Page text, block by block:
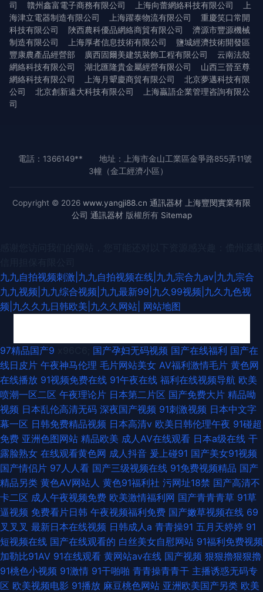
司
贛州鑫富電子商務有限公司 上海向蕾網絡科技有限公司
上
海津立電器制造有限公司
上海躍泰物流有限公司
重慶笑口常開
科技有限公司
陜西農科優品網絡商貿有限公司
濟源市豐源機械
制造有限公司
上海厚者信息技術有限公司
鹽城經濟技術開發區
豐康農產品經營部
廣西固爾美建筑裝飾工程有限公司
云南法殼
網絡科技有限公司
湖北匯隆貴金屬經營有限公司
山西三晉至尊
網絡科技有限公司
上海月顰慶商貿有限公司
北京夢邁科技有限
公司
北京創新遠大科技有限公司
上海贏語企業管理咨詢有限公
司
電話：1366149**
地址：上海市金山工業區金爭路855弄11號
3幢（金工經濟小區）
Copyright © 2026 www.yangji88.cn 通訊器材
上海豐閔實業有限
公司 通訊器材版權所有 Sitemap
九九自拍视频刺激|九九自拍视频在线|九九宗合九av|九九宗合
九九视频|九九综合视频|九九最新99|九久99视频|九久九色视
频|九久久九日韩欧美|九久久网站| 网站地图
狼友激情网 大香蕉伊人成人网 香蕉网站污 超碰91第一页 日韩淫乱视频 久久
豆花视频18 欧美海外a 日本污网站 久久福利视频导航 三级香蕉视频 人人妻
人人插 日韩足交视频91 久久伊人国产精品 最新国产113页 欧美色中色5 91
网站直接看 成人在线观看网址 天美传媒麻豆MD 91公司制作传媒 传媒在线
观看 国产福利导航精 黄色三级片网址 91视频在线导航 超碰免费97 五月花
AV电影网 午夜璐璐 午夜av伦理 欧美A网站 超碰人人草人人干 www插com
AV伊人影院 91秀秀 天堂AV11 浮力国产第一页 国产成人论坛 日韩人妻无码
破解 超碰日日操 亚洲精品无码一区 www麻豆传 熟妇丝袜诱惑 午夜老湿机
网站免费黄 黄色婷婷网站 成人精品AV 91熊猫 国产精品女人乱轮 欧洲一级片
97精品国产9 国产孕妇无码视频 国产在线福利 国产在
线日皮片 午夜神马伦理 毛片网站美女 AV福利激情毛片 黄色网
在线播放 91视频免费在线 91午夜在线 福利在线视频导航 欧美
喷潮一区二区 午夜理论片 日本第二片区 国产免费大片 精品呦
视频 日本乱伦高清无码 深夜国产视频 91刺激视频 日本中文字
幕一区 日韩免费精品视频 日本高清v 欧美日韩伦理午夜 91碰超
免费 亚洲色图网站 精品欧美 成人AV在线观看 日本a级在线 干
露脸熟女 在线观看黄色网 成人抖音 爰上碰91 国产美女91视频
国产情侣片 97人人看 国产三级视频在线 91免费视频精品 国产
精品另类 黄色AV网站人 黄色91福利社 污网址18禁 国产高清不
卡二区 成人午夜视频免费 欧美激情福利网 国产青青青草 91草
逼视频 免费看片日韩 午夜视频福利免费 国产嫩草视频在线 69
叉叉叉 最新日本在线视频 日韩成人a 青青操91 五月天婷婷 91
短视频在线 国产在线观看的 白丝美女自慰网站 91福利免费视频
加勒比91AV 91在线观看 黄网站av在线 国产视频 狠狠擼狠狠擼
91桃色小视频 91激情 91干啪啪 青青操青青干 主播诱惑无码专
区 欧美视频电影 91播放 麻豆桃色网站 亚洲欧美国产另类 欧美